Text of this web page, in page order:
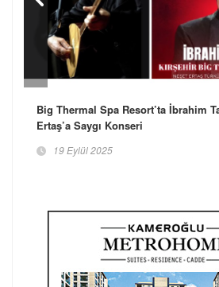
Big Thermal Spa Resort’ta İbrahim
Ertaş’a Saygı Konseri
19 Eylül 2025